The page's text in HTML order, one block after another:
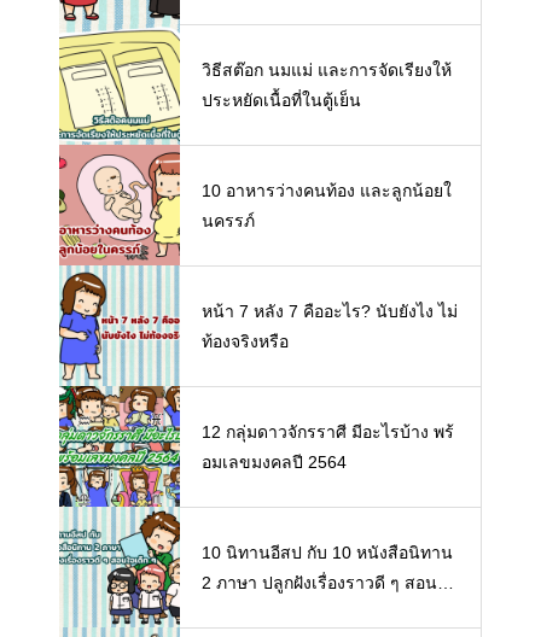
วิธีสต๊อก นมแม่ และการจัดเรียงให้
ประหยัดเนื้อที่ในตู้เย็น
10 อาหารว่างคนท้อง และลูกน้อยใ
นครรภ์
หน้า 7 หลัง 7 คืออะไร? นับยังไง ไม่
ท้องจริงหรือ
12 กลุ่มดาวจักรราศี มีอะไรบ้าง พร้
อมเลขมงคลปี 2564
10 นิทานอีสป กับ 10 หนังสือนิทาน
2 ภาษา ปลูกฝังเรื่องราวดี ๆ สอนใจ